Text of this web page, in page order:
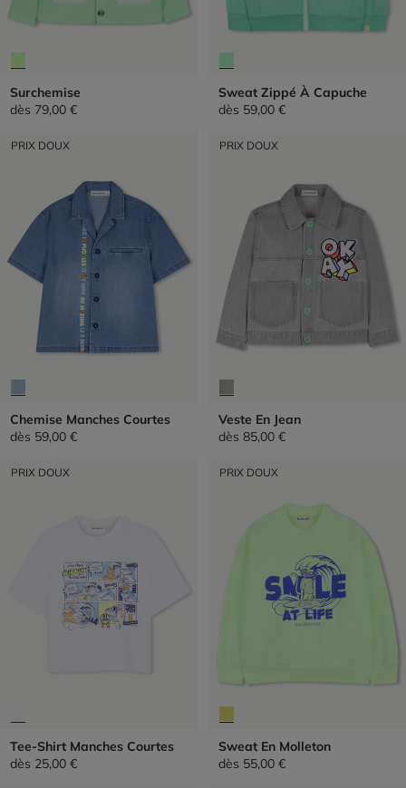
Surchemise
dès 79,00 €
Sweat Zippé À Capuche
dès 59,00 €
PRIX DOUX
Chemise Manches Courtes
dès 59,00 €
PRIX DOUX
Veste En Jean
dès 85,00 €
PRIX DOUX
Tee-Shirt Manches Courtes
dès 25,00 €
PRIX DOUX
Sweat En Molleton
dès 55,00 €